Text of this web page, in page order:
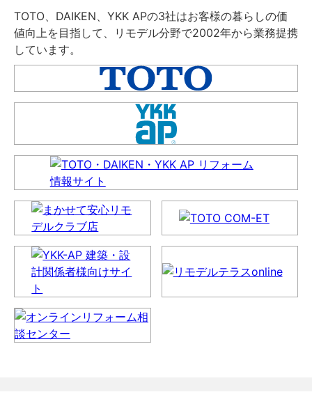
TOTO、DAIKEN、YKK APの3社はお客様の暮らしの価
値向上を目指して、リモデル分野で2002年から業務提携
しています。